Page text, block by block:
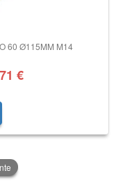
60 Ø115MM M14
€